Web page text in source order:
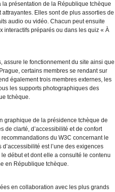
la présentation de la République tchèque
Elles sont de plus assorties de
audio ou vidéo. Chacun peut ensuite
interactifs préparés ou dans les quiz « À
assure le fonctionnement du site ainsi que
certains membres se rendant sur
également trois membres externes, les
les supports photographiques des
tchèque.
graphique de la présidence tchèque de
de clarté, d’accessibilité et de confort
du W3C concernant le
est l’une des exigences
début et dont elle a consulté le contenu
en République tchèque.
en collaboration avec les plus grands